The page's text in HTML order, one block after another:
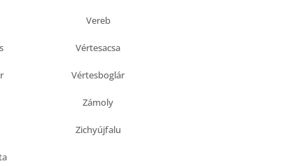
Vereb
Vértesacsa
Vértesboglár
Zámoly
Zichyújfalu